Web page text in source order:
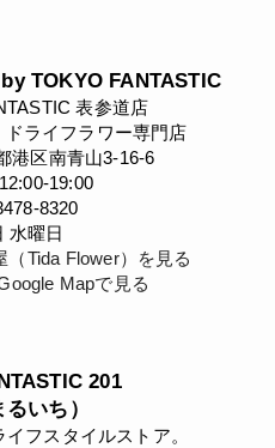
TOKYO FANTASTIC
表参道店
ドライフラワー専門店
港区南青山3-16-6
19:00
8320
水曜日
Tida Flower）を見る
Mapで見る
201
るいち）
フスタイルストア。